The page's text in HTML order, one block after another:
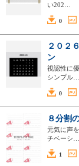
い202…
0
２０２
ン
視認性に
シンプル…
0
８分割
元気に声
チベーシ…
1